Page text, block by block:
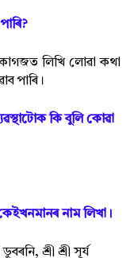
লিখি লোৱা কথা
পাৰি।
কি বুলি কোৱা
কেইখনমানৰ নাম লিখা।
শ্ৰী শ্ৰী সূৰ্য